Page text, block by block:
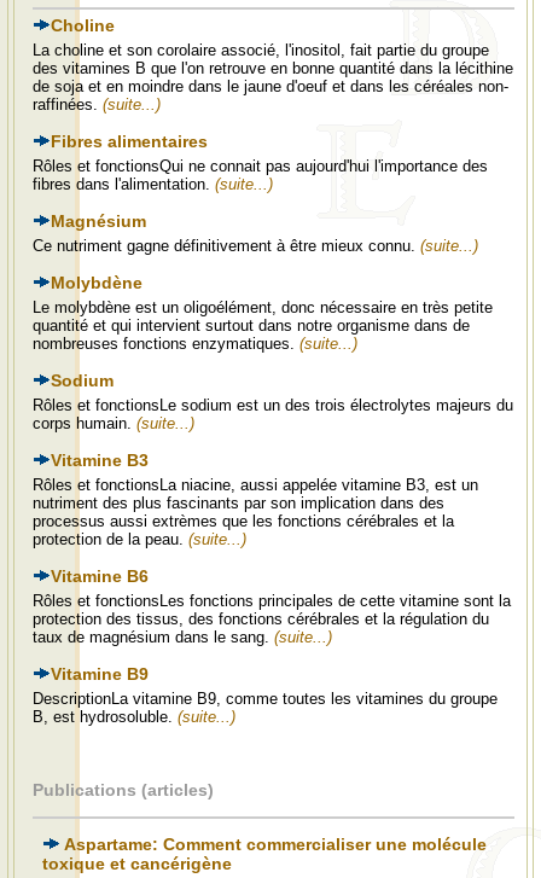
Choline
La choline et son corolaire associé, l'inositol, fait partie du groupe
des vitamines B que l'on retrouve en bonne quantité dans la lécithine
de soja et en moindre dans le jaune d'oeuf et dans les céréales non-
raffinées. (suite...)
Fibres alimentaires
Rôles et fonctionsQui ne connait pas aujourd'hui l'importance des
fibres dans l'alimentation. (suite...)
Magnésium
Ce nutriment gagne définitivement à être mieux connu. (suite...)
Molybdène
Le molybdène est un oligoélément, donc nécessaire en très petite
quantité et qui intervient surtout dans notre organisme dans de
nombreuses fonctions enzymatiques. (suite...)
Sodium
Rôles et fonctionsLe sodium est un des trois électrolytes majeurs du
corps humain. (suite...)
Vitamine B3
Rôles et fonctionsLa niacine, aussi appelée vitamine B3, est un
nutriment des plus fascinants par son implication dans des
processus aussi extrèmes que les fonctions cérébrales et la
protection de la peau. (suite...)
Vitamine B6
Rôles et fonctionsLes fonctions principales de cette vitamine sont la
protection des tissus, des fonctions cérébrales et la régulation du
taux de magnésium dans le sang. (suite...)
Vitamine B9
DescriptionLa vitamine B9, comme toutes les vitamines du groupe
B, est hydrosoluble. (suite...)
Publications (articles)
Aspartame: Comment commercialiser une molécule
toxique et cancérigène